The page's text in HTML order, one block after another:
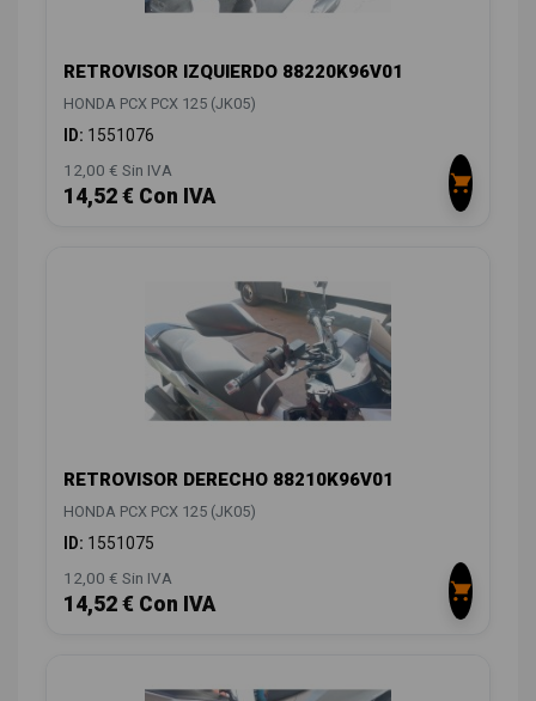
RETROVISOR IZQUIERDO 88220K96V01
HONDA PCX PCX 125 (JK05)
ID: 1551076
12,00 € Sin IVA
14,52 € Con IVA
RETROVISOR DERECHO 88210K96V01
HONDA PCX PCX 125 (JK05)
ID: 1551075
12,00 € Sin IVA
14,52 € Con IVA